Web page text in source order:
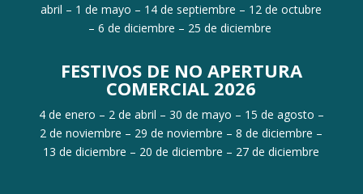
abril – 1 de mayo – 14 de septiembre – 12 de octubre
– 6 de diciembre – 25 de diciembre
FESTIVOS DE NO APERTURA
COMERCIAL 2026
4 de enero – 2 de abril – 30 de mayo – 15 de agosto –
2 de noviembre – 29 de noviembre – 8 de diciembre –
13 de diciembre – 20 de diciembre – 27 de diciembre